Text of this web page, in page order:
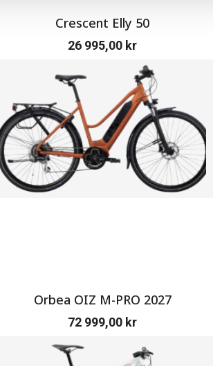
Crescent Elly 50
26 995,00 kr
Orbea OIZ M-PRO 2027
72 999,00 kr